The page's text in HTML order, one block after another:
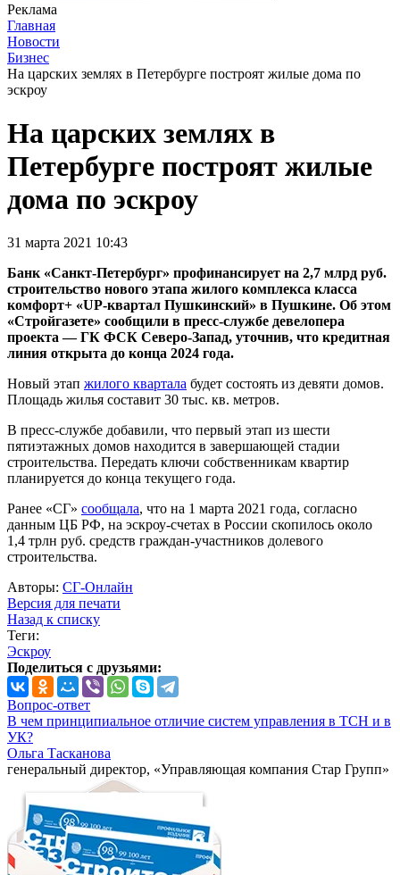
Реклама
Главная
Новости
Бизнес
На царских землях в Петербурге построят жилые дома по
эскроу
На царских землях в
Петербурге построят жилые
дома по эскроу
31 марта 2021 10:43
Банк «Санкт-Петербург» профинансирует на 2,7 млрд руб.
строительство нового этапа жилого комплекса класса
комфорт+ «UP-квартал Пушкинский» в Пушкине. Об этом
«Стройгазете» сообщили в пресс-службе девелопера
проекта — ГК ФСК Северо-Запад, уточнив, что кредитная
линия открыта до конца 2024 года.
Новый этап жилого квартала будет состоять из девяти домов.
Площадь жилья составит 30 тыс. кв. метров.
В пресс-службе добавили, что первый этап из шести
пятиэтажных домов находится в завершающей стадии
строительства. Передать ключи собственникам квартир
планируется до конца текущего года.
Ранее «СГ» сообщала, что на 1 марта 2021 года, согласно
данным ЦБ РФ, на эскроу-счетах в России скопилось около
1,4 трлн руб. средств граждан-участников долевого
строительства.
Авторы: СГ-Онлайн
Версия для печати
Назад к списку
Теги:
Эскроу
Поделиться с друзьями:
Вопрос-ответ
В чем принципиальное отличие систем управления в ТСН и в
УК?
Ольга Тасканова
генеральный директор, «Управляющая компания Стар Групп»